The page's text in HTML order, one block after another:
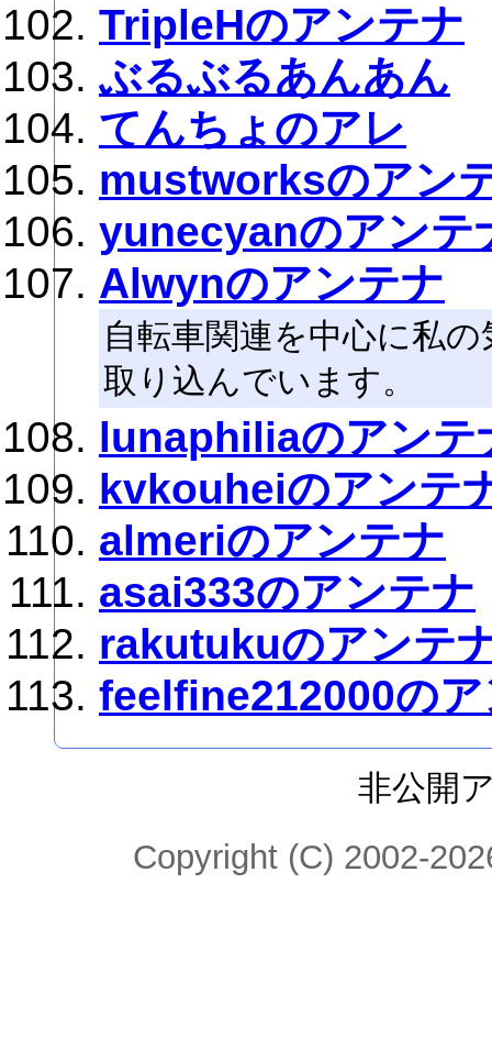
TripleHのアンテナ
ぶるぶるあんあん
てんちょのアレ
mustworksのアン
yunecyanのアンテ
Alwynのアンテナ
自転車関連を中心に私
取り込んでいます。
lunaphiliaのアンテ
kvkouheiのアンテ
almeriのアンテナ
asai333のアンテナ
rakutukuのアンテ
feelfine212000の
非公開
Copyright (C) 2002-